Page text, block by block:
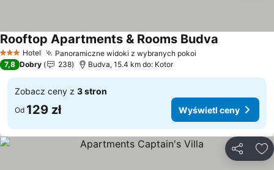
3 Kategoria
Hotel Panoramiczne widoki z wybranych pokoi
Rooftop Apartments & Rooms Budva
7,8 Dobry 238 Budva, 15.4 km do: Kotor
Zobacz ceny z 3 stron
Od 129 zł Wyświetl ceny